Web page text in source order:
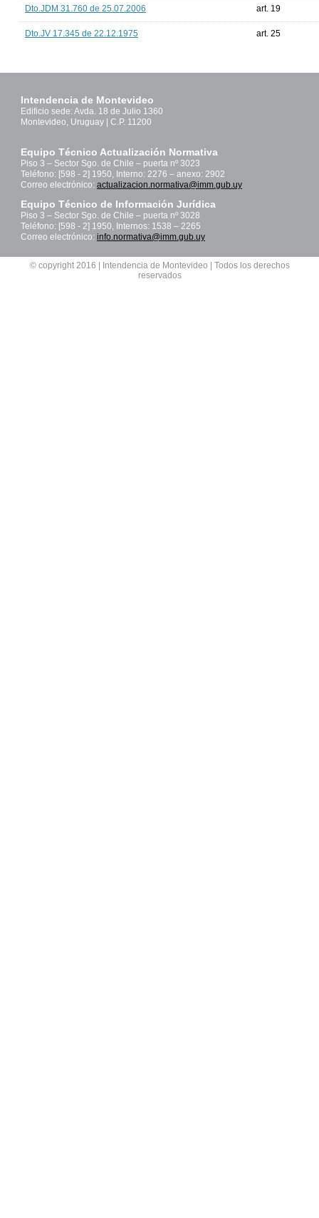
Dto.JDM 31.760 de 25.07.2006 art. 19
Dto.JV 17.345 de 22.12.1975 art. 25
Intendencia de Montevideo
Edificio sede: Avda. 18 de Julio 1360
Montevideo, Uruguay | C.P. 11200
Equipo Técnico Actualización Normativa
Piso 3 – Sector Sgo. de Chile – puerta nº 3023
Teléfono: [598 - 2] 1950, Interno: 2276 – anexo: 2902
Correo electrónico: actualizacion.normativa@imm.gub.uy
Equipo Técnico de Información Jurídica
Piso 3 – Sector Sgo. de Chile – puerta nº 3028
Teléfono: [598 - 2] 1950, Internos: 1538 – 2265
Correo electrónico: info.normativa@imm.gub.uy
© copyright 2016 | Intendencia de Montevideo | Todos los derechos
reservados